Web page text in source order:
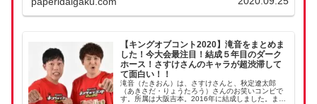
【キングオブコント2020】滝音をまとめま
した！今大会最注目！結成５年目のダーク
ホース！さすけさんのキャラが超渋滞して
て面白い！！
滝音（たきおん）は、さすけさんと、秋定遼太郎
（あきさだ・りょうたろう）さんのお笑いコンビで
す。所属は大阪吉本。2016年に結成しました。ま